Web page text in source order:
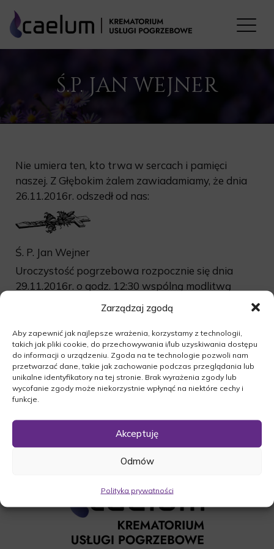
Zarządzaj zgodą
Aby zapewnić jak najlepsze wrażenia, korzystamy z technologii,
takich jak pliki cookie, do przechowywania i/lub uzyskiwania dostępu
do informacji o urządzeniu. Zgoda na te technologie pozwoli nam
przetwarzać dane, takie jak zachowanie podczas przeglądania lub
unikalne identyfikatory na tej stronie. Brak wyrażenia zgody lub
wycofanie zgody może niekorzystnie wpłynąć na niektóre cechy i
funkcje.
Akceptuję
Odmów
Polityka prywatności
Ś.P. JAN WEJNER
Nie umiera ten, kto trwa w sercach i pamięci
naszej. Z Głębokim żalem zawiadamiamy, że dnia
26.11.2016r. odszedł od nas:
Ś. P. Jan Wejner
Uroczystość pogrzebowa rozpocznie się dnia
29.11.2016r. o godz. 12:30 wspólną modlitwą
Międzyrzeczu. Następnie odbędzie się msza
święta o godz. 13:00, po której nastąpi
odprowadzenie zmarłego na cmentarz komunalny
w Międzyrzeczu o godz. 14:00.
O czym zawiadamia pogrążona w smutku
Rodzina.